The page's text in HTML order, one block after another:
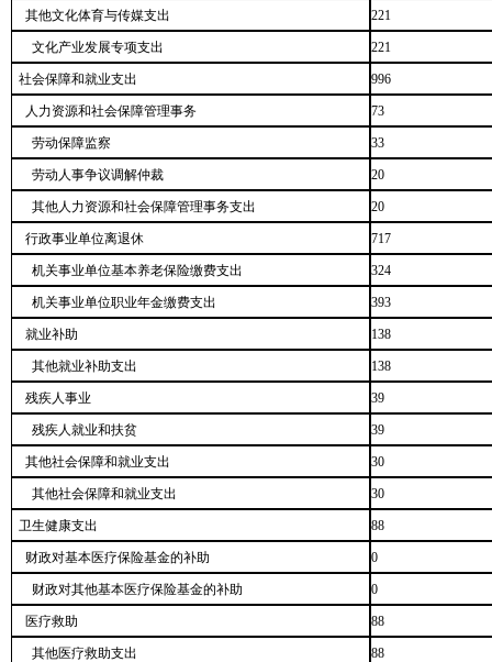
其他文化体育与传媒支出 221
文化产业发展专项支出 221
社会保障和就业支出 996
人力资源和社会保障管理事务 73
劳动保障监察 33
劳动人事争议调解仲裁 20
其他人力资源和社会保障管理事务支出 20
行政事业单位离退休 717
机关事业单位基本养老保险缴费支出 324
机关事业单位职业年金缴费支出 393
就业补助 138
其他就业补助支出 138
残疾人事业 39
残疾人就业和扶贫 39
其他社会保障和就业支出 30
其他社会保障和就业支出 30
卫生健康支出 88
财政对基本医疗保险基金的补助 0
财政对其他基本医疗保险基金的补助 0
医疗救助 88
其他医疗救助支出 88